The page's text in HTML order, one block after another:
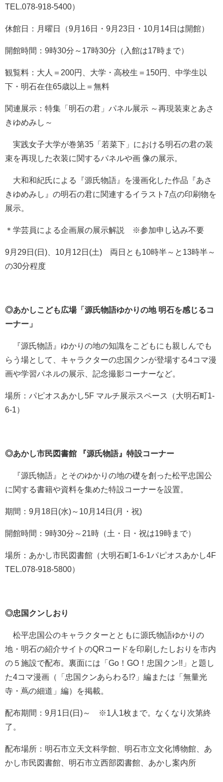
TEL.078-918-5400）
休館日：月曜日（9月16日・9月23日・10月14日は開館）
開館時間：9時30分～17時30分（入館は17時まで）
観覧料：大人＝200円、大学・高校生＝150円、中学生以
下・明石在住65歳以上＝無料
関連展示：特集「明石の君」パネル展示 ～再現装束とあさ
きゆめみし～
実践女子大学が巻第35「若菜下」における明石の君の装
束を再現した衣装に関するパネルや画 像の展示。
大和和紀氏による『源氏物語』を漫画化した作品『あさ
きゆめみし』の明石の君に関連するイラスト7点の印刷物を
展示。
＊学芸員による企画展の展示解説 ※参加申し込み不要
9月29日(日)、10月12日(土) 両日とも10時半～と13時半～
の30分程度
◎あかしこども広場「源氏物語ゆかりの地 明石を感じるコ
ーナー」
『源氏物語』ゆかりの地の知識をこどもにも親しんでも
らう場として、キャラクターの忠国クンが登場する4コマ漫
画や学習パネルの展示、記念撮影コーナーなど。
場所：パピオスあかし5F マルチ展示スペース（大明石町1-
6-1）
◎あかし市民図書館 『源氏物語』特設コーナー
『源氏物語』とそのゆかりの地の礎を創った松平忠国公
に関する書籍や資料を集めた特設コーナーを設置。
期間：9月18日(水)～10月14日(月・祝)
開館時間：9時30分～21時（土・日・祝は19時まで）
場所：あかし市民図書館（大明石町1-6-1パピオスあかし4F
TEL.078-918-5800）
◎忠国クンしおり
松平忠国公のキャラクターとともに源氏物語ゆかりの
地・明石の紹介サイトのQRコードを印刷したしおりを市内
の５施設で配布。裏面には「Go！GO！忠国クン!!」と題し
た4コマ漫画（「忠国クンあらわる!?」編または「無量光
寺・蔦の細道」編）を掲載。
配布期間：9月1日(日)～ ※1人1枚まで。なくなり次第終
了。
配布場所：明石市立天文科学館、明石市立文化博物館、あ
かし市民図書館、明石市立西部図書館、あかし案内所